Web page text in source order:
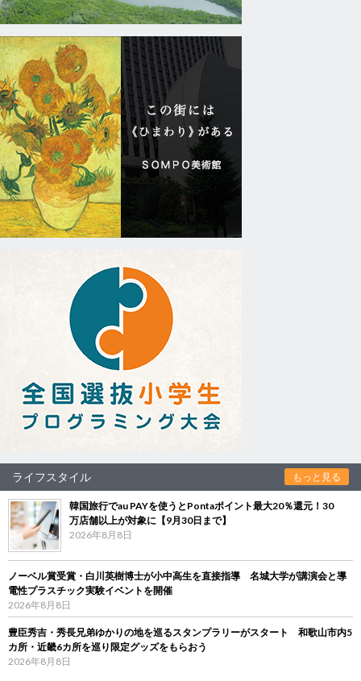
ライフスタイル もっと見る
韓国旅行でau PAYを使うとPontaポイント最大20％還元！30
万店舗以上が対象に【9月30日まで】
2026年8月8日
ノーベル賞受賞・白川英樹博士が小中高生を直接指導 名城大学が講演会と導
電性プラスチック実験イベントを開催
2026年8月8日
豊臣秀吉・秀長兄弟ゆかりの地を巡るスタンプラリーがスタート 和歌山市内5
カ所・近畿6カ所を巡り限定グッズをもらおう
2026年8月8日